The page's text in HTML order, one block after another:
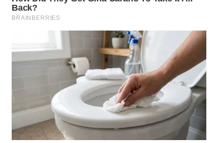
Potência Probiótica
Diária
Benefícios para a longevidade
feminina